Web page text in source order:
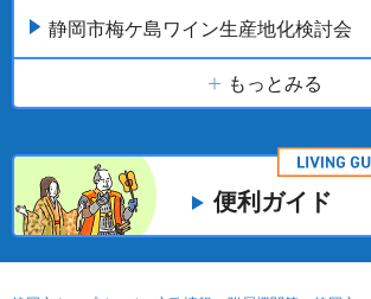
静岡市梅ケ島ワイン生産地化検討会
もっとみる
便利ガイド